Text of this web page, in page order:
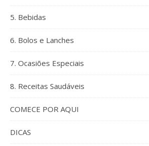
5. Bebidas
6. Bolos e Lanches
7. Ocasiões Especiais
8. Receitas Saudáveis
COMECE POR AQUI
DICAS